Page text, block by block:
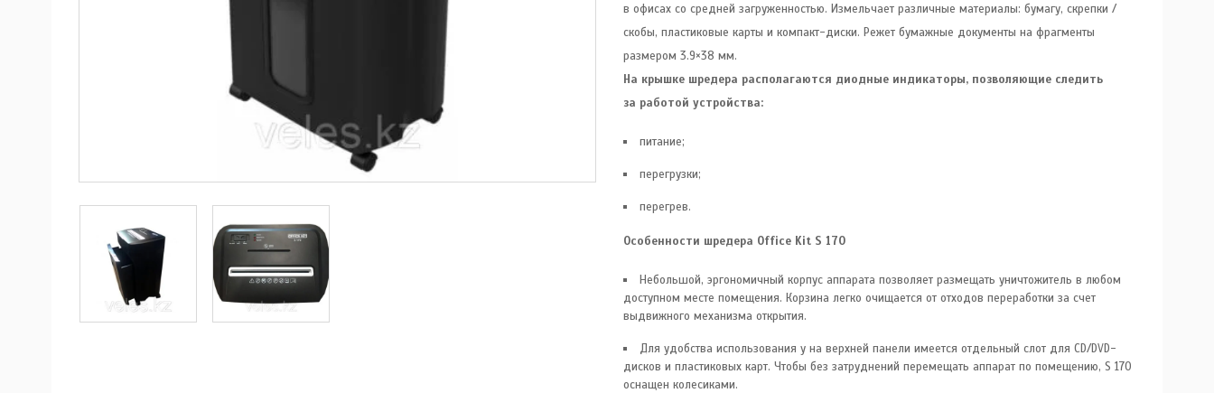
в офисах со средней загруженностью. Измельчает различные материалы: бумагу, скрепки /
скобы, пластиковые карты и компакт-диски. Режет бумажные документы на фрагменты
размером 3.9×38 мм.
На крышке шредера располагаются диодные индикаторы, позволяющие следить
за работой устройства:
питание;
перегрузки;
перегрев.
Особенности шредера Office Kit S 170
Небольшой, эргономичный корпус аппарата позволяет размещать уничтожитель в любом
доступном месте помещения. Корзина легко очищается от отходов переработки за счет
выдвижного механизма открытия.
Для удобства использования у на верхней панели имеется отдельный слот для CD/DVD-
дисков и пластиковых карт. Чтобы без затруднений перемещать аппарат по помещению, S 170
оснащен колесиками.